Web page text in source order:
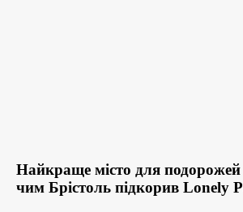
Найкраще місто для подорожей
чим Брістоль підкорив Lonely